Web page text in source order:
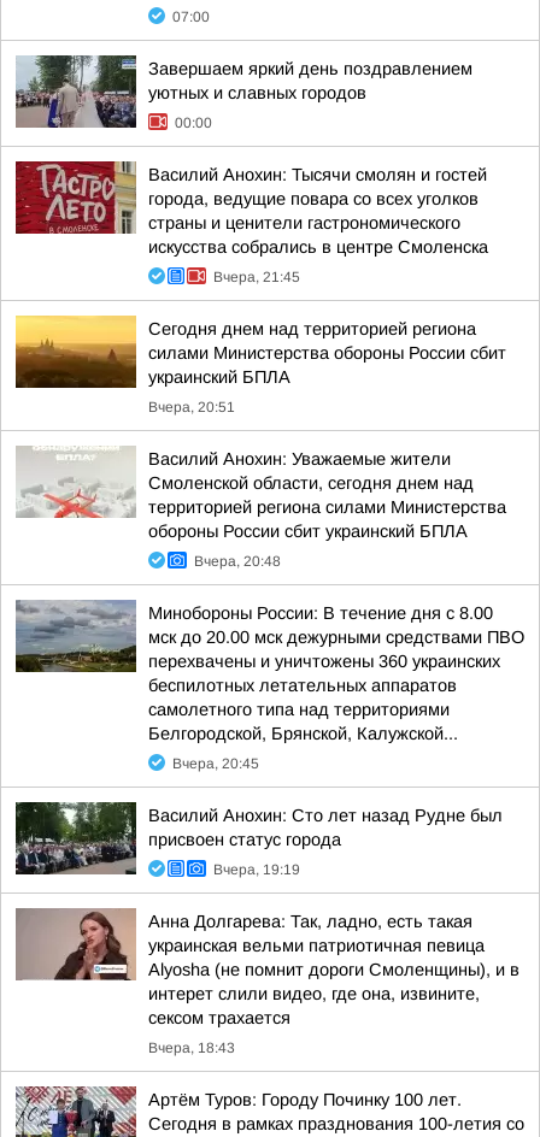
07:00
Завершаем яркий день поздравлением
уютных и славных городов
00:00
Василий Анохин: Тысячи смолян и гостей
города, ведущие повара со всех уголков
страны и ценители гастрономического
искусства собрались в центре Смоленска
Вчера, 21:45
Сегодня днем над территорией региона
силами Министерства обороны России сбит
украинский БПЛА
Вчера, 20:51
Василий Анохин: Уважаемые жители
Смоленской области, сегодня днем над
территорией региона силами Министерства
обороны России сбит украинский БПЛА
Вчера, 20:48
Минобороны России: В течение дня с 8.00
мск до 20.00 мск дежурными средствами ПВО
перехвачены и уничтожены 360 украинских
беспилотных летательных аппаратов
самолетного типа над территориями
Белгородской, Брянской, Калужской...
Вчера, 20:45
Василий Анохин: Сто лет назад Рудне был
присвоен статус города
Вчера, 19:19
Анна Долгарева: Так, ладно, есть такая
украинская вельми патриотичная певица
Alyosha (не помнит дороги Смоленщины), и в
интерет слили видео, где она, извините,
сексом трахается
Вчера, 18:43
Артём Туров: Городу Починку 100 лет.
Сегодня в рамках празднования 100-летия со